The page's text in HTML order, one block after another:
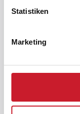
Statistiken
Marketing